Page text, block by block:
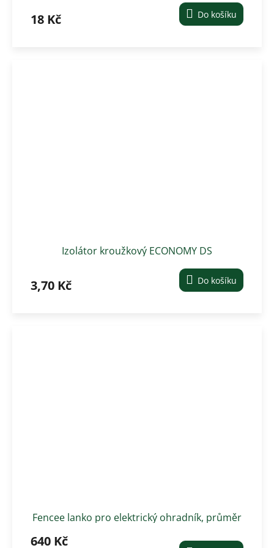
18 Kč Do košíku
Izolátor kroužkový ECONOMY DS
3,70 Kč Do košíku
Fencee lanko pro elektrický ohradník, průměr
640 Kč